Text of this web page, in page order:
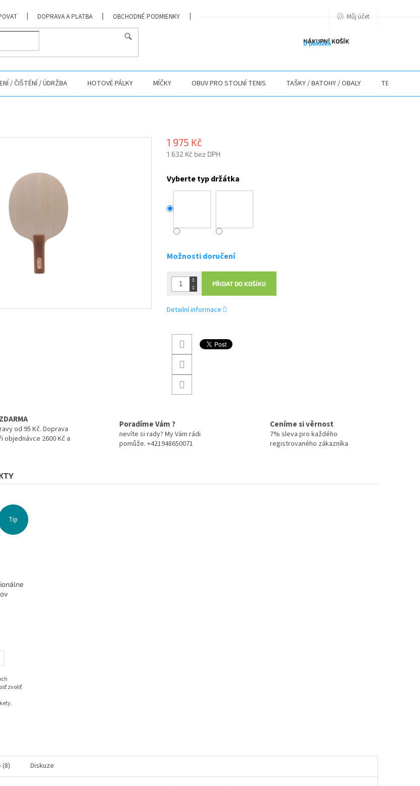
DOPRAVA A PLATBA OBCHODNÉ PODMIENKY O NÁS
Můj účet
NÁKUPNÍ KOŠÍK
0 položek
/ ČIŠTÉNÍ / ÚDRŽBA HOTOVÉ PÁLKY MÍČKY OBUV PRO STOLNÍ TENIS TAŠKY / BATOHY / OBALY TEXTIL
1 975 Kč
1 632 Kč bez DPH
cena:
Vyberte typ držátka
Možnosti doručení
PŘIDAT DO KOŠÍKU
Detailní informace
od 95 Kč. Doprava
objednávce 2600 Kč a
Poradíme Vám ?
nevíte si rady? My Vám rádi
pomůže. +421948650071
Ceníme si věrnost
7% sleva pro každého
registrovaného zákazníka
Tip
zvoliť
Diskuze